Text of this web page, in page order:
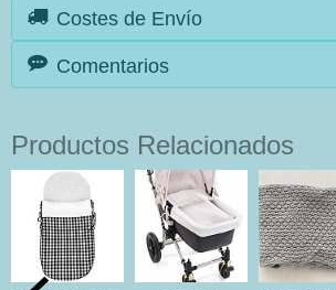
Costes de Envío
Comentarios
Productos Relacionados